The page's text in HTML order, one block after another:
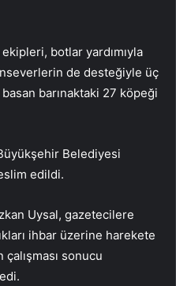
botlar yardımıyla
de desteğiyle üç
barınaktaki 27 köpeği
Belediyesi
edildi.
Uysal, gazetecilere
ihbar üzerine harekete
sonucu